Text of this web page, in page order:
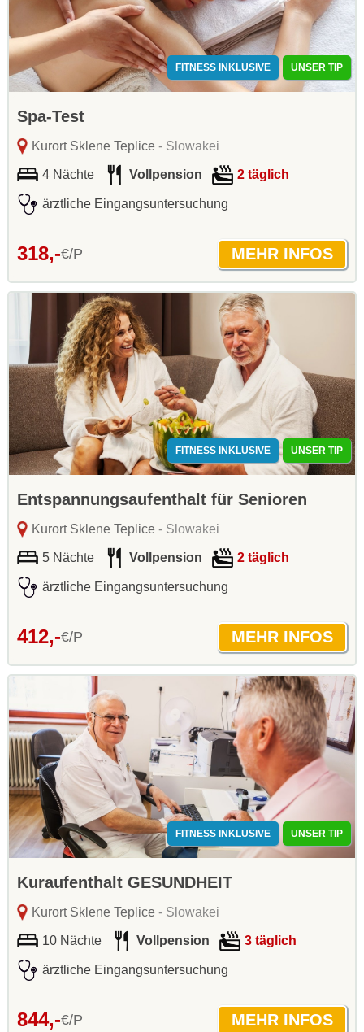
FITNESS INKLUSIVE UNSER TIP
Spa-Test
Kurort Sklene Teplice- Slowakei
4 Nächte Vollpension 2 täglich
ärztliche Eingangsuntersuchung
318,-€/P
FITNESS INKLUSIVE UNSER TIP
Entspannungsaufenthalt für Senioren
Kurort Sklene Teplice- Slowakei
5 Nächte Vollpension 2 täglich
ärztliche Eingangsuntersuchung
412,-€/P
FITNESS INKLUSIVE UNSER TIP
Kuraufenthalt GESUNDHEIT
Kurort Sklene Teplice- Slowakei
10 Nächte Vollpension 3 täglich
ärztliche Eingangsuntersuchung
844,-€/P